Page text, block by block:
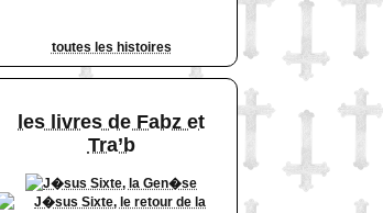
toutes les histoires
les livres de Fabz et
Tra’b